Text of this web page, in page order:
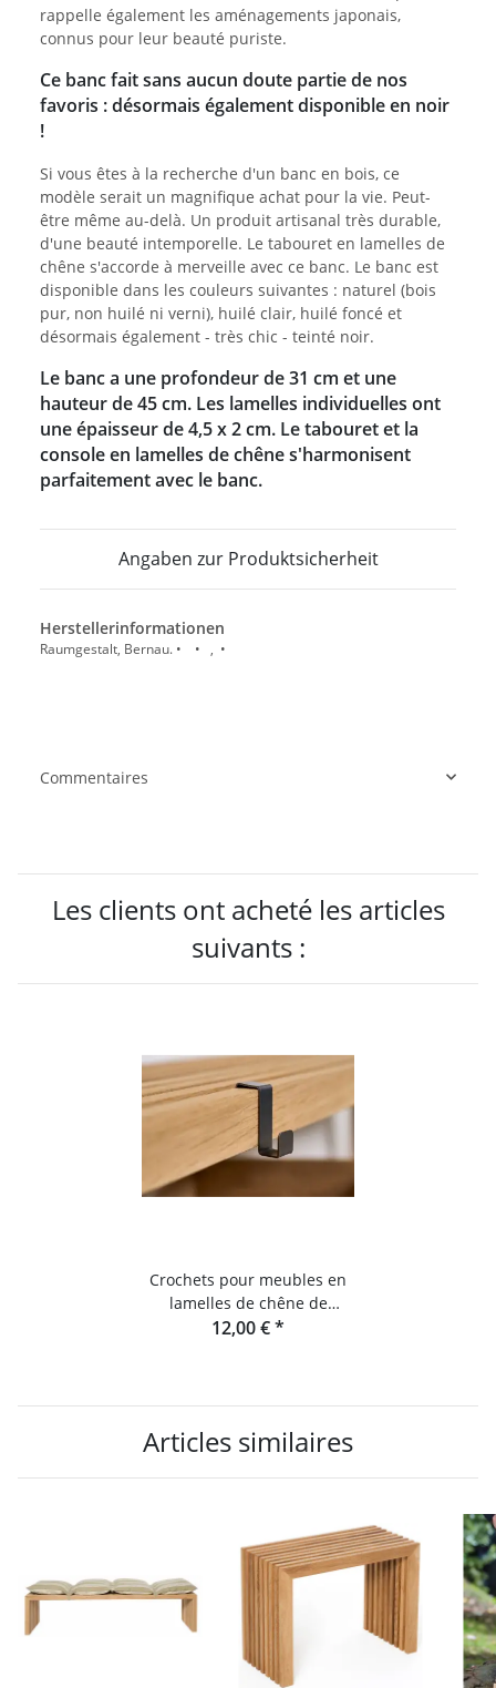
rappelle également les aménagements japonais,
connus pour leur beauté puriste.
Ce banc fait sans aucun doute partie de nos
favoris : désormais également disponible en noir
!
Si vous êtes à la recherche d'un banc en bois, ce
modèle serait un magnifique achat pour la vie. Peut-
être même au-delà. Un produit artisanal très durable,
d'une beauté intemporelle. Le tabouret en lamelles de
chêne s'accorde à merveille avec ce banc. Le banc est
disponible dans les couleurs suivantes : naturel (bois
pur, non huilé ni verni), huilé clair, huilé foncé et
désormais également - très chic - teinté noir.
Le banc a une profondeur de 31 cm et une
hauteur de 45 cm. Les lamelles individuelles ont
une épaisseur de 4,5 x 2 cm. Le tabouret et la
console en lamelles de chêne s'harmonisent
parfaitement avec le banc.
Angaben zur Produktsicherheit
Herstellerinformationen
Raumgestalt, Bernau. • • , •
Commentaires
Les clients ont acheté les articles
suivants :
Crochets pour meubles en
lamelles de chêne de
Raumgestalt
12,00 €*
Articles similaires